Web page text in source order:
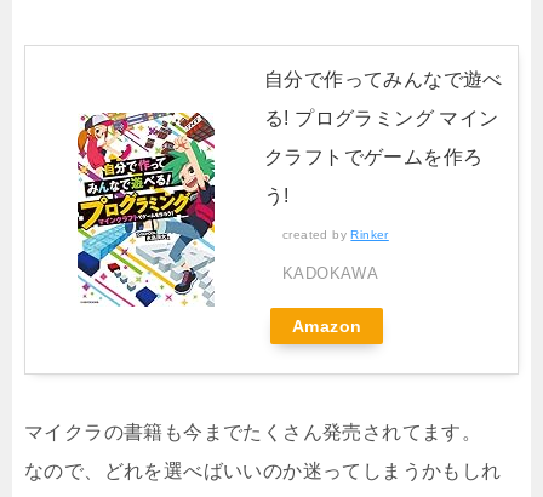
自分で作ってみんなで遊べ
る! プログラミング マイン
クラフトでゲームを作ろ
う!
created byRinker
KADOKAWA
Amazon
マイクラの書籍も今までたくさん発売されてます。
なので、どれを選べばいいのか迷ってしまうかもしれ